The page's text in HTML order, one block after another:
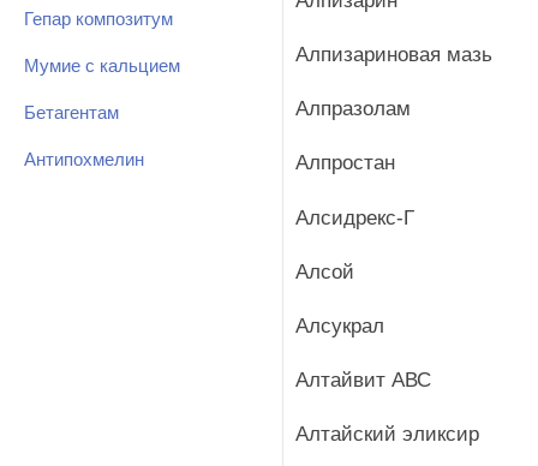
Гепар композитум
Мумие с кальцием
Бетагентам
Антипохмелин
Алпизариновая мазь
Алпразолам
Алпростан
Алсидрекс-Г
Алсой
Алсукрал
Алтайвит АВС
Алтайский эликсир